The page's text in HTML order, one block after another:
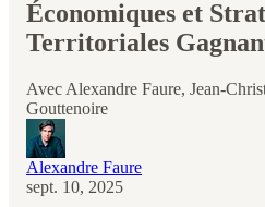
Économiques et
Territoriales
Avec Alexandre Faure, Jean-
Gouttenoire
Alexandre Faure
sept. 10, 2025